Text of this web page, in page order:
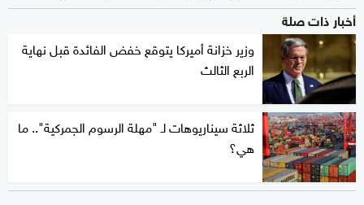
أخبار ذات صلة
وزير خزانة أميركا يتوقع خفض الفائدة قبل نهاية
الربع الثالث
ثلاثة سيناريوهات لـ "مهلة الرسوم الجمركية".. ما
هي؟